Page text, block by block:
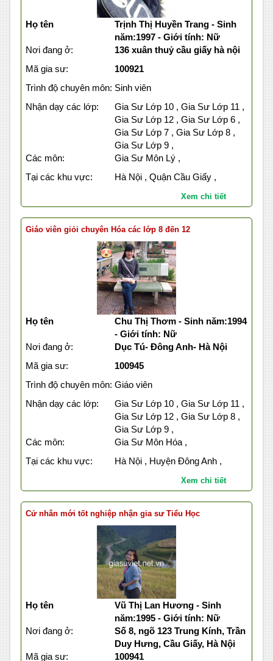
Họ tên
Trịnh Thị Huyền Trang - Sinh
năm:1997 - Giới tính: Nữ
Nơi đang ở:
136 xuân thuỷ cầu giấy hà nội
Mã gia sư:
100921
Trình độ chuyên môn: Sinh viên
Nhận dạy các lớp:
Gia Sư Lớp 10 , Gia Sư Lớp 11 ,
Gia Sư Lớp 12 , Gia Sư Lớp 6 ,
Gia Sư Lớp 7 , Gia Sư Lớp 8 ,
Gia Sư Lớp 9 ,
Các môn:
Gia Sư Môn Lý ,
Tại các khu vực:
Hà Nội , Quận Cầu Giấy ,
Xem chi tiết
Giáo viên giỏi chuyên Hóa các lớp 8 đến 12
Họ tên
Chu Thị Thơm - Sinh năm:1994
- Giới tính: Nữ
Nơi đang ở:
Dục Tú- Đông Anh- Hà Nội
Mã gia sư:
100945
Trình độ chuyên môn: Giáo viên
Nhận dạy các lớp:
Gia Sư Lớp 10 , Gia Sư Lớp 11 ,
Gia Sư Lớp 12 , Gia Sư Lớp 8 ,
Gia Sư Lớp 9 ,
Các môn:
Gia Sư Môn Hóa ,
Tại các khu vực:
Hà Nội , Huyện Đông Anh ,
Xem chi tiết
Cử nhân mới tốt nghiệp nhận gia sư Tiểu Học
Họ tên
Vũ Thị Lan Hương - Sinh
năm:1995 - Giới tính: Nữ
Nơi đang ở:
Số 8, ngõ 123 Trung Kính, Trần
Duy Hưng, Cầu Giấy, Hà Nội
Mã gia sư:
100941